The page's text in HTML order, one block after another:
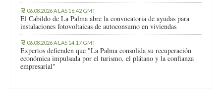
06.08.2026 A LAS 16:42 GMT
El Cabildo de La Palma abre la convocatoria de ayudas para
instalaciones fotovoltaicas de autoconsumo en viviendas
06.08.2026 A LAS 14:17 GMT
Expertos defienden que "La Palma consolida su recuperación
económica impulsada por el turismo, el plátano y la confianza
empresarial"